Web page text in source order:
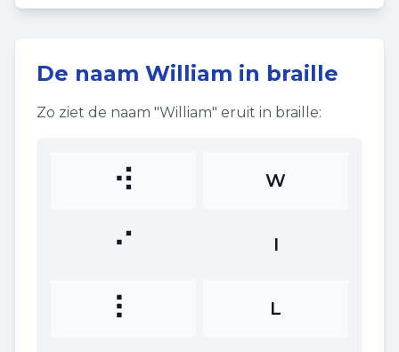
De naam William in braille
Zo ziet de naam "William" eruit in braille:
⠺ W
⠊ I
⠇ L